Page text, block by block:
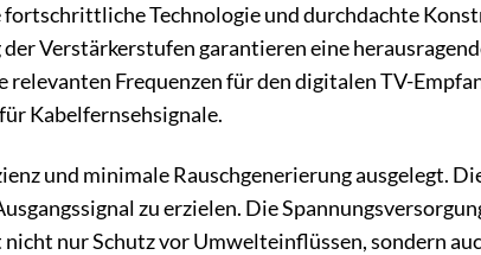
fortschrittliche Technologie und durchdachte
Verstärkerstufen garantieren eine
relevanten Frequenzen für den digitalen TV-
Kabelfernsehsignale.
und minimale Rauschgenerierung ausgelegt.
zu erzielen. Die
nicht nur Schutz vor Umwelteinflüssen, sondern